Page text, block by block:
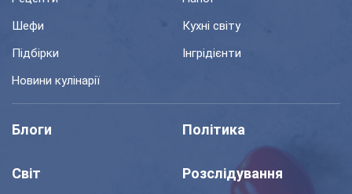
Шефи
Кухні світу
Підбірки
Інгрідієнти
Новини кулінарії
Блоги Політика
Світ Розслідування